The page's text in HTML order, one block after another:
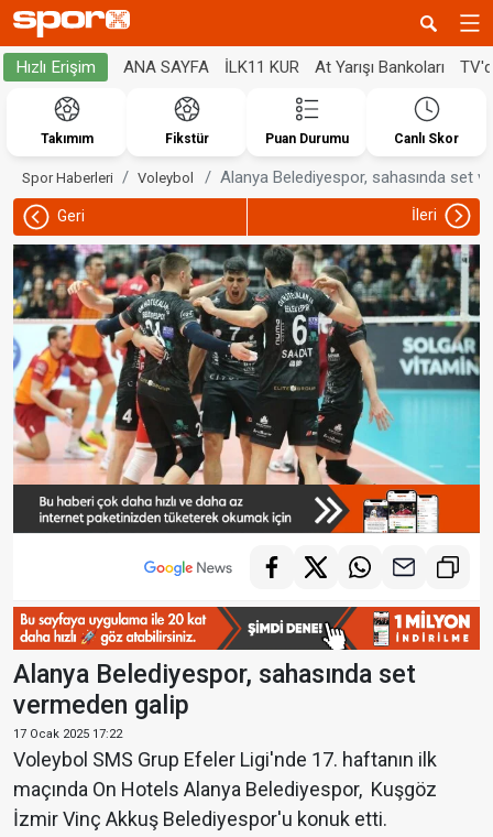
Hızlı Erişim ANA SAYFA İLK11 KUR At Yarışı Bankoları
Takımım Fikstür Puan Durumu Canlı Skor
Spor Haberleri Voleybol Alanya Belediyespor, sahasında set
Geri İleri
Alanya Belediyespor, sahasında set
vermeden galip
17 Ocak 2025 17:22
Voleybol SMS Grup Efeler Ligi'nde 17. haftanın ilk
maçında On Hotels Alanya Belediyespor, Kuşgöz
İzmir Vinç Akkuş Belediyespor'u konuk etti.